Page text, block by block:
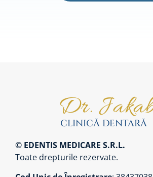
© EDENTIS MEDICARE S.R.L.
Toate drepturile rezervate.